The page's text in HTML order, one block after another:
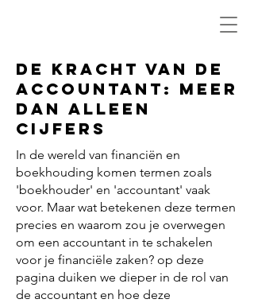
De kracht van de
Accountant: Meer
dan alleen
cijfers
In de wereld van financiën en
boekhouding komen termen zoals
'boekhouder' en 'accountant' vaak
voor. Maar wat betekenen deze termen
precies en waarom zou je overwegen
om een accountant in te schakelen
voor je financiële zaken? op deze
pagina duiken we dieper in de rol van
de accountant en hoe deze